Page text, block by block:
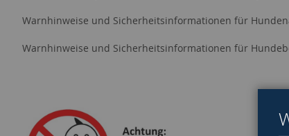
Warnhinweise und Sicherheitsinformationen für
Warnhinweise und Sicherheitsinformationen für